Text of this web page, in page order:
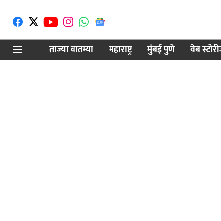
ताज्या बातम्या महाराष्ट्र मुंबई पुणे वेब